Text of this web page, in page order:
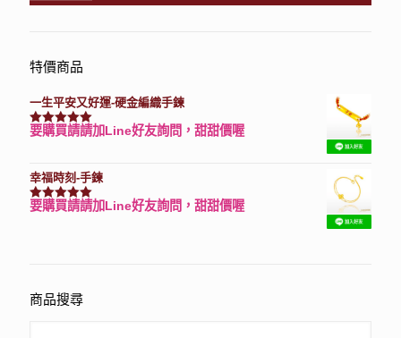
特價商品
一生平安又好運-硬金編織手鍊
評分7740滿分 5
要購買請請加Line好友詢問，甜甜價喔
幸福時刻-手鍊
評分3150滿分 5
要購買請請加Line好友詢問，甜甜價喔
商品搜尋